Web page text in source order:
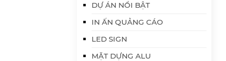
DỰ ÁN NỔI BẬT
IN ẤN QUẢNG CÁO
LED SIGN
MẶT DỰNG ALU